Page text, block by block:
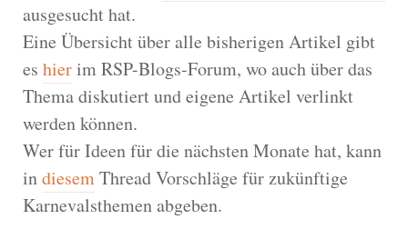
ausgesucht hat.
Eine Übersicht über alle bisherigen Artikel gibt
es hierim RSP-Blogs-Forum, wo auch über das
Thema diskutiert und eigene Artikel verlinkt
werden können.
Wer für Ideen für die nächsten Monate hat, kann
indiesemThread Vorschläge für zukünftige
Karnevalsthemen abgeben.